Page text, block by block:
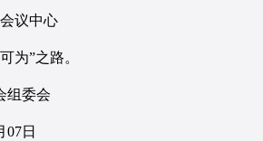
议中心
为”之路。
组委会
07日